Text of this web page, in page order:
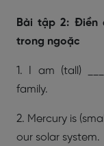
Bài tập 2: Điền
trong ngoặc
1. I am (tall)
family.
2. Mercury is
our solar system.